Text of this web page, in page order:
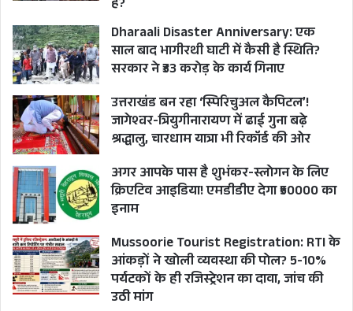
है?
Dharaali Disaster Anniversary: एक
साल बाद भागीरथी घाटी में कैसी है स्थिति?
सरकार ने ₹33 करोड़ के कार्य गिनाए
उत्तराखंड बन रहा ‘स्पिरिचुअल कैपिटल’!
जागेश्वर-त्रियुगीनारायण में ढाई गुना बढ़े
श्रद्धालु, चारधाम यात्रा भी रिकॉर्ड की ओर
अगर आपके पास है शुभंकर-स्लोगन के लिए
क्रिएटिव आइडिया! एमडीडीए देगा ₹50000 का
इनाम
Mussoorie Tourist Registration: RTI के
आंकड़ों ने खोली व्यवस्था की पोल? 5-10%
पर्यटकों के ही रजिस्ट्रेशन का दावा, जांच की
उठी मांग